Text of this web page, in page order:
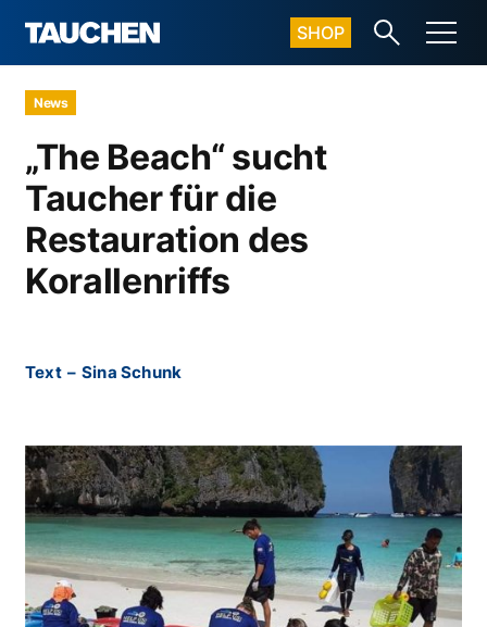
SHOP
News
„The Beach“ sucht
Taucher für die
Restauration des
Korallenriffs
Text – Sina Schunk